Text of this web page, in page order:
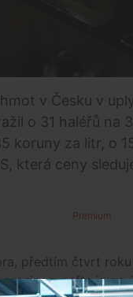
v Česku v
o 31 haléřů na
koruny za litr, o
která ceny
Premium
předtím čtvrt
nafta je na